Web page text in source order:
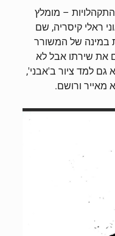
– מומלץ
ראלי קיסריה, שם
במינה של המשורר
את שירתו אבל לא
גם למד ציור ב'אבני',
מאייר ורושם.